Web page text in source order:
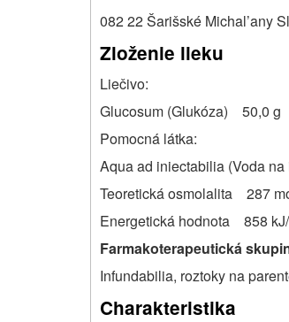
082 22 Šarišské Michal’any
Zloženie lieku
Liečivo:
Glucosum (Glukóza) 50,0 g
Pomocná látka:
Aqua ad iniectabilia (Voda
Teoretická osmolalita 287
Energetická hodnota 858
Farmakoterapeutická
Infundabilia, roztoky na
Charakteristika